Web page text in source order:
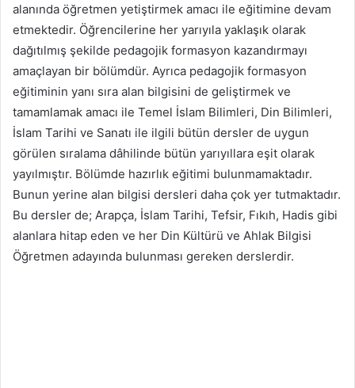
alanında öğretmen yetiştirmek amacı ile eğitimine devam
etmektedir. Öğrencilerine her yarıyıla yaklaşık olarak
dağıtılmış şekilde pedagojik formasyon kazandırmayı
amaçlayan bir bölümdür. Ayrıca pedagojik formasyon
eğitiminin yanı sıra alan bilgisini de geliştirmek ve
tamamlamak amacı ile Temel İslam Bilimleri, Din Bilimleri,
İslam Tarihi ve Sanatı ile ilgili bütün dersler de uygun
görülen sıralama dâhilinde bütün yarıyıllara eşit olarak
yayılmıştır. Bölümde hazırlık eğitimi bulunmamaktadır.
Bunun yerine alan bilgisi dersleri daha çok yer tutmaktadır.
Bu dersler de; Arapça, İslam Tarihi, Tefsir, Fıkıh, Hadis gibi
alanlara hitap eden ve her Din Kültürü ve Ahlak Bilgisi
Öğretmen adayında bulunması gereken derslerdir.